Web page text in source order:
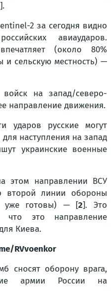
2 за сегодня видно
авиаударов.
(около 80%
и сельскую местность) —
войск на запад/северо-
направление движения.
ударов русские могут
для наступления на запад
украинские военные
направлении ВСУ
второй линии обороны
уже готовы) — [2]. Это
что это направление
Киева.
RVvoenkor